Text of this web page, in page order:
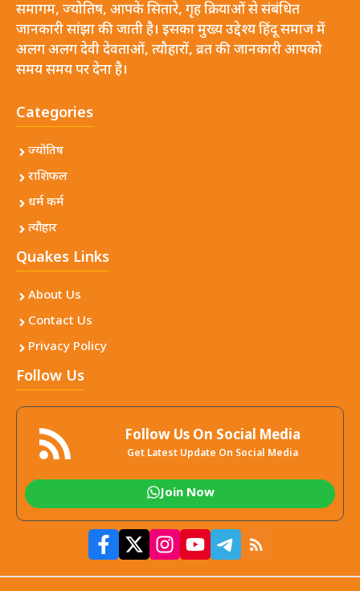
समागम, ज्योतिष, आपके सितारे, गृह क्रियाओं से संबंधित
जानकारी सांझा की जाती है। इसका मुख्य उद्देश्य हिंदू समाज में
अलग अलग देवी देवताओं, त्यौहारों, व्रत की जानकारी आपको
समय समय पर देना है।
Categories
ज्योतिष
राशिफल
धर्म कर्म
त्यौहार
Quakes Links
About Us
Contact Us
Privacy Policy
Follow Us
Follow Us On Social Media
Get Latest Update On Social Media
Join Now